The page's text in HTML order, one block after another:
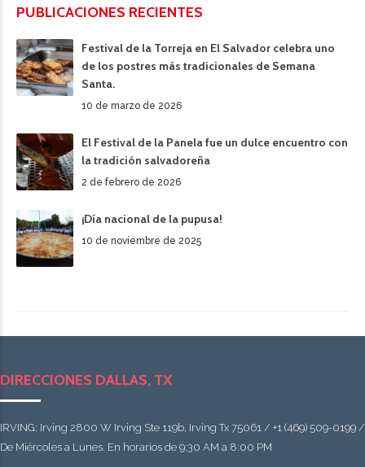
PUBLICACIONES RECIENTES
Festival de la Torreja en El Salvador celebra uno
de los postres más tradicionales de Semana
Santa.
10 de marzo de 2026
El Festival de la Panela fue un dulce encuentro con
la tradición salvadoreña
2 de febrero de 2026
¡Día nacional de la pupusa!
10 de noviembre de 2025
DIRECCIONES DALLAS, TX
IRVING: Irving 2800 W Irving Ste 119b, Irving Tx 75061 / +1 (469) 509-0199 /
De Miércoles a Lunes. En horarios de 9:30 AM a 8:00 PM